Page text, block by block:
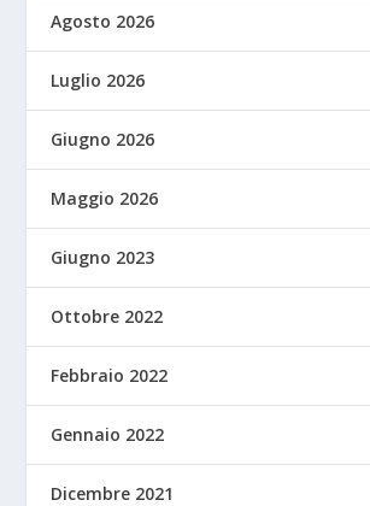
Agosto 2026
Luglio 2026
Giugno 2026
Maggio 2026
Giugno 2023
Ottobre 2022
Febbraio 2022
Gennaio 2022
Dicembre 2021